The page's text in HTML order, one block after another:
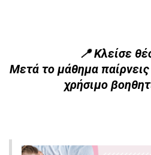
ο
σ
📍 Κλείσε
Μετά το μάθημα
χρήσιμο